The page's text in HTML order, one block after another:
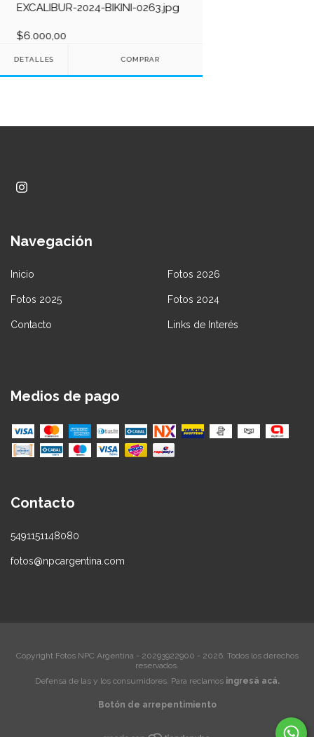
EXCALIBUR-2024-BIKINI-0263.jpg
$6.000,00
DETALLES
Navegación
Inicio Fotos 2026
Fotos 2025 Fotos 2024
Contacto Links de Interés
Medios de pago
Contacto
5491151148080
fotos@npcargentina.com
Copyright Fotos NPC Argentina - 20293922900 - 2026. Todos los derechos
reservados.
Defensa de las y los consumidores. Para reclamos ingresá acá.
Botón de arrepentimiento